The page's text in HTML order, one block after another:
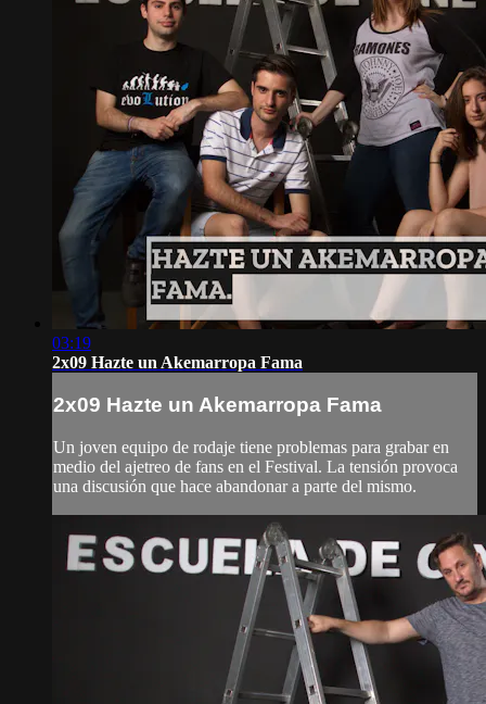
03:19
2x09 Hazte un Akemarropa Fama
2x09 Hazte un Akemarropa Fama
Un joven equipo de rodaje tiene problemas para grabar en
medio del ajetreo de fans en el Festival. La tensión provoca
una discusión que hace abandonar a parte del mismo.